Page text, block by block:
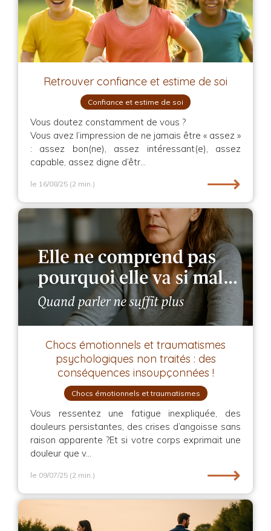
Retrouver confiance et estime de soi
Confiance et estime de soi
Vous doutez constamment de vous ?
Vous avez l’impression de ne jamais être « assez »
: assez bon(ne), assez intéressant(e), assez
capable, assez digne d’êtr...
le 16/08/25 (2 min.) ⟶
Chocs émotionnels et traumatismes
psychologiques non traités : des
conséquences insoupçonnées !
Chocs émotionnels et traumatismes
Vous ressentez une fatigue inexpliquée, des
douleurs persistantes, des crises d’angoisse sans
raison apparente ?Et si votre corps exprimait une
douleur que v...
le 09/07/25 (2 min.) ⟶